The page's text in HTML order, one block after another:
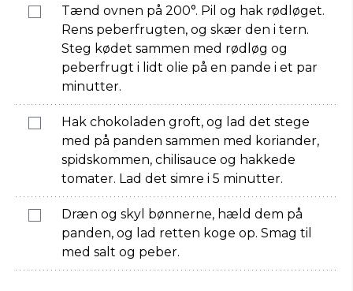
Tænd ovnen på 200°. Pil og hak rødløget.
Rens peberfrugten, og skær den i tern.
Steg kødet sammen med rødløg og
peberfrugt i lidt olie på en pande i et par
minutter.
Hak chokoladen groft, og lad det stege
med på panden sammen med koriander,
spidskommen, chilisauce og hakkede
tomater. Lad det simre i 5 minutter.
Dræn og skyl bønnerne, hæld dem på
panden, og lad retten koge op. Smag til
med salt og peber.